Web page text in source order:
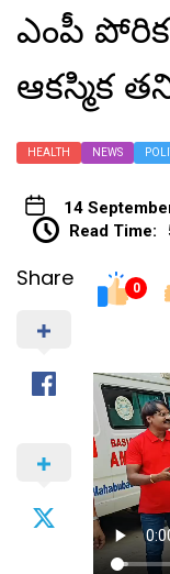
ఎంపీ
ఆకస్మిక
HEALTH NEWS
14
Read Time:
Share 0